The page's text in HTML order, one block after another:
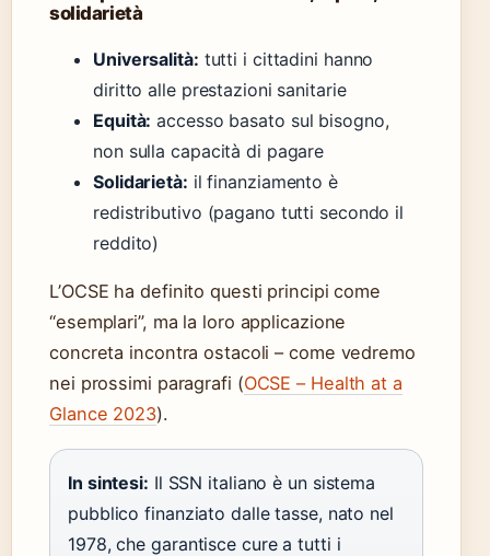
solidarietà
Universalità: tutti i cittadini hanno
diritto alle prestazioni sanitarie
Equità: accesso basato sul bisogno,
non sulla capacità di pagare
Solidarietà: il finanziamento è
redistributivo (pagano tutti secondo il
reddito)
L’OCSE ha definito questi principi come
“esemplari”, ma la loro applicazione
concreta incontra ostacoli – come vedremo
nei prossimi paragrafi (OCSE – Health at a
Glance 2023).
In sintesi: Il SSN italiano è un sistema
pubblico finanziato dalle tasse, nato nel
1978, che garantisce cure a tutti i